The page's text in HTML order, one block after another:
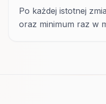
Po każdej istotnej
oraz minimum raz w